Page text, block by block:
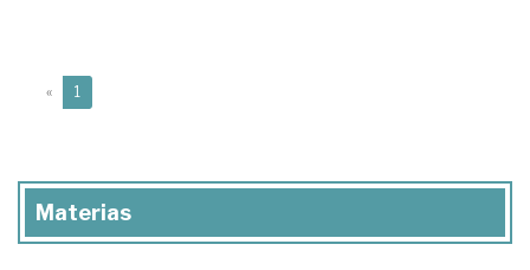
« 1
Materias